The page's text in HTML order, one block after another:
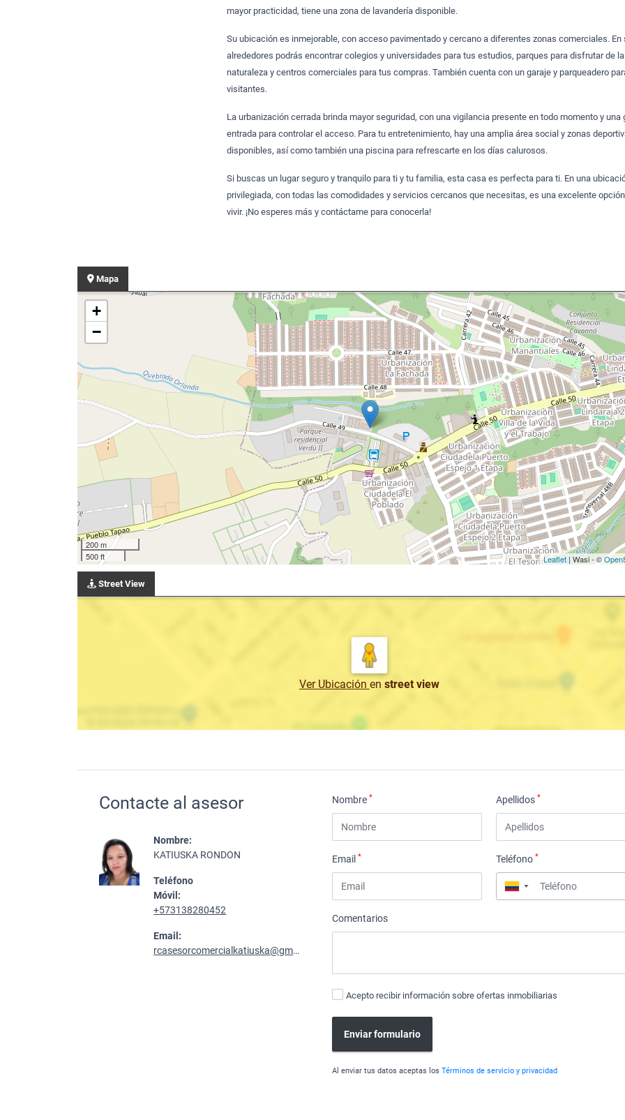
mayor practicidad, tiene una zona de lavandería disponible.
Su ubicación es inmejorable, con acceso pavimentado y cercano a diferentes zonas comerciales. En
alrededores podrás encontrar colegios y universidades para tus estudios, parques para disfrutar de la
naturaleza y centros comerciales para tus compras. También cuenta con un garaje y parqueadero
visitantes.
La urbanización cerrada brinda mayor seguridad, con una vigilancia presente en todo momento y una
entrada para controlar el acceso. Para tu entretenimiento, hay una amplia área social y zonas
disponibles, así como también una piscina para refrescarte en los días calurosos.
Si buscas un lugar seguro y tranquilo para ti y tu familia, esta casa es perfecta para ti. En una
privilegiada, con todas las comodidades y servicios cercanos que necesitas, es una excelente
vivir. ¡No esperes más y contáctame para conocerla!
Mapa
+
−
200 m
500 ft
Leaflet| Wasi - ©
Street View
Ver Ubicación en street view
Contacte al asesor
Nombre:
KATIUSKA RONDON
Teléfono
Móvil:
+573138280452
Email:
rcasesorcomercialkatiuska@gmail.com
Nombre* Apellidos*
Email* Teléfono*
▼
Comentarios
Acepto recibir información sobre ofertas inmobiliarias
Enviar formulario
Al enviar tus datos aceptas losTérminos de servicio y privacidad